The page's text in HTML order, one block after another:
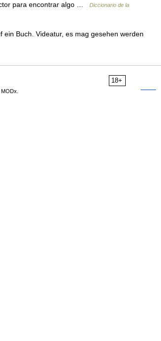
para encontrar algo …
Diccionario de la
Buch. Videatur, es mag gesehen werden
18+